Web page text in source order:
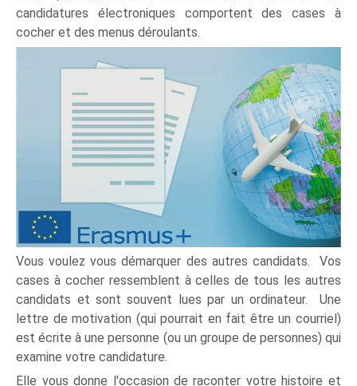
candidatures électroniques comportent des cases à
cocher et des menus déroulants.
Vous voulez vous démarquer des autres candidats. Vos
cases à cocher ressemblent à celles de tous les autres
candidats et sont souvent lues par un ordinateur. Une
lettre de motivation (qui pourrait en fait être un courriel)
est écrite à une personne (ou un groupe de personnes) qui
examine votre candidature.
Elle vous donne l'occasion de raconter votre histoire et